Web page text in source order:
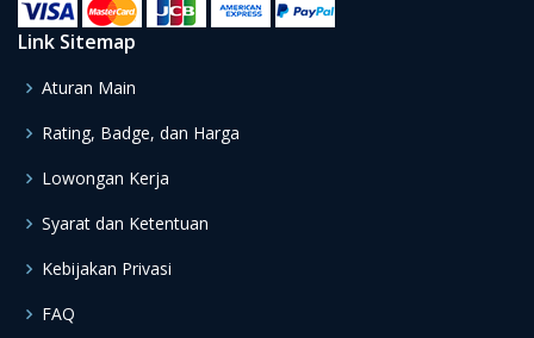
Link Sitemap
Aturan Main
Rating, Badge, dan Harga
Lowongan Kerja
Syarat dan Ketentuan
Kebijakan Privasi
FAQ